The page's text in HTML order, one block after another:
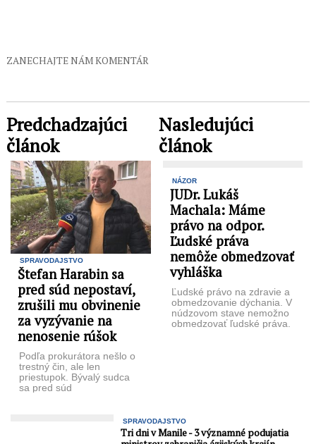
ZANECHAJTE NÁM KOMENTÁR
Predchadzajúci
článok
SPRAVODAJSTVO
Štefan Harabin sa
pred súd nepostaví,
zrušili mu obvinenie
za vyzývanie na
nenosenie rúšok
Podľa prokurátora nešlo o
trestný čin, ale len
priestupok. Bývalý sudca
sa pred súd
Nasledujúci
článok
NÁZOR
JUDr. Lukáš
Machala: Máme
právo na odpor.
Ľudské práva
nemôže obmedzovať
vyhláška
Ľudské právo na zdravie a
obmedzovanie dýchania. V
núdzovom stave nemožno
obmedzovať ľudské práva.
SPRAVODAJSTVO
Tri dni v Manile - 3 významné podujatia